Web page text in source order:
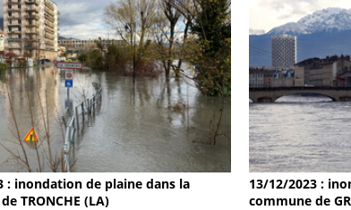
: inondation de plaine dans la
TRONCHE (LA)
13/12/2023 :
commune de